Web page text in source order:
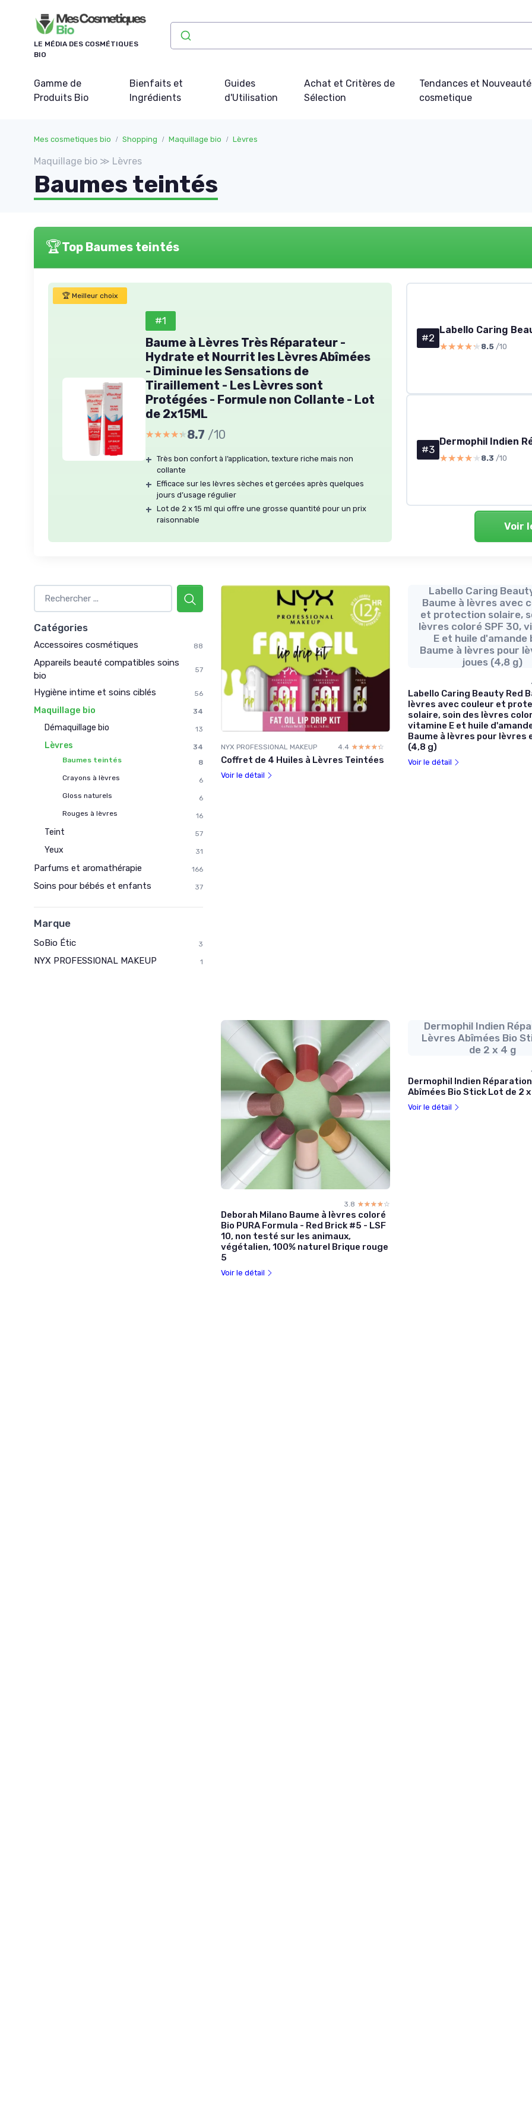
LE MÉDIA DES COSMÉTIQUES
BIO
Gamme de
Produits Bio
Bienfaits et
Ingrédients
Guides
d'Utilisation
Achat et Critères de
Sélection
Tendances et
cosmetique
Mes cosmetiques bio Shopping Maquillage bio Lèvres
Maquillage bio ≫ Lèvres
Baumes teintés
🏆Top Baumes teintés
🏆 Meilleur choix
#1
Baume à Lèvres Très Réparateur -
Hydrate et Nourrit les Lèvres Abîmées
- Diminue les Sensations de
Tiraillement - Les Lèvres sont
Protégées - Formule non Collante - Lot
de 2x15ML
★★★★★
★★★★★8.7 /10
+ Très bon confort à l’application, texture riche mais non
collante
+ Efficace sur les lèvres sèches et gercées après quelques
jours d’usage régulier
+ Lot de 2 x 15 ml qui offre une grosse quantité pour un prix
raisonnable
#2
★★★★★
★★★★★ 8.5 /10
#3
★★★★★
★★★★★ 8.3 /10
Voir
Catégories
Accessoires cosmétiques 88
Appareils beauté compatibles soins
bio
57
Hygiène intime et soins ciblés 56
Maquillage bio 34
Démaquillage bio 13
Lèvres
34
Baumes teintés
8
Crayons à lèvres
6
Gloss naturels
6
Rouges à lèvres
16
Teint 57
Yeux 31
Parfums et aromathérapie 166
Soins pour bébés et enfants 37
Marque
SoBio Étic 3
NYX PROFESSIONAL MAKEUP 1
NYX PROFESSIONAL MAKEUP 4.4 ☆☆☆☆☆
★★★★★
Coffret de 4 Huiles à Lèvres Teintées
Voir le détail
Labello Caring
Baume à lèvres avec
et protection solaire,
lèvres coloré SPF 30,
E et huile d'amande
Baume à lèvres pour
joues (4,8 g)
Labello Caring Beauty Red
lèvres avec couleur et
solaire, soin des lèvres
vitamine E et huile
Baume à lèvres pour lèvres
(4,8 g)
Voir le détail
3.8 ☆☆☆☆☆
★★★★★
Deborah Milano Baume à lèvres coloré
Bio PURA Formula - Red Brick #5 - LSF
10, non testé sur les animaux,
végétalien, 100% naturel Brique rouge
5
Voir le détail
Dermophil Indien
Lèvres Abîmées Bio
de 2 x 4 g
Dermophil Indien
Abîmées Bio Stick Lot de 2
Voir le détail